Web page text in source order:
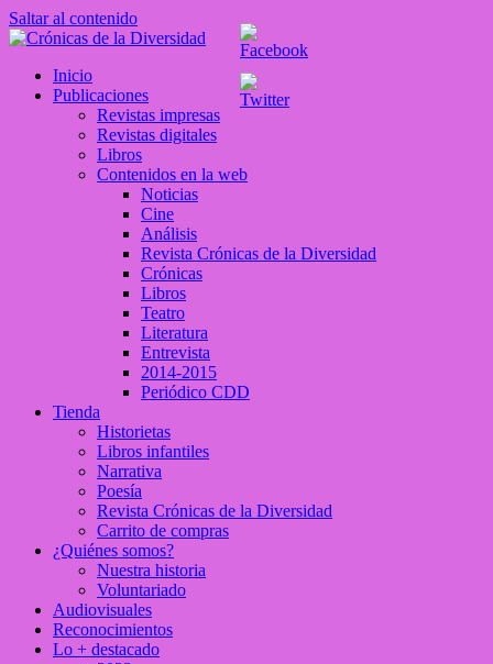
Saltar al contenido
Crónicas de la Diversidad
Plataforma de comunicaciones sobre temas de cultura LGTB+
Inicio
Publicaciones
Revistas impresas
Revistas digitales
Libros
Contenidos en la web
Noticias
Cine
Análisis
Revista Crónicas de la Diversidad
Crónicas
Libros
Teatro
Literatura
Entrevista
2014-2015
Periódico CDD
Tienda
Historietas
Libros infantiles
Narrativa
Poesía
Revista Crónicas de la Diversidad
Carrito de compras
¿Quiénes somos?
Nuestra historia
Voluntariado
Audiovisuales
Reconocimientos
Lo + destacado